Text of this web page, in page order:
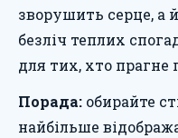
зворушить серце, а
безліч теплих
для тих, хто прагне
Порада: обирайте
найбільше